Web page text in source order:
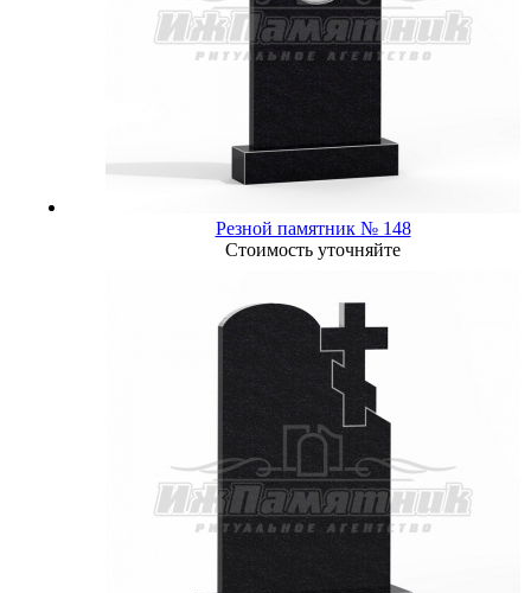
Резной памятник № 148
Стоимость уточняйте